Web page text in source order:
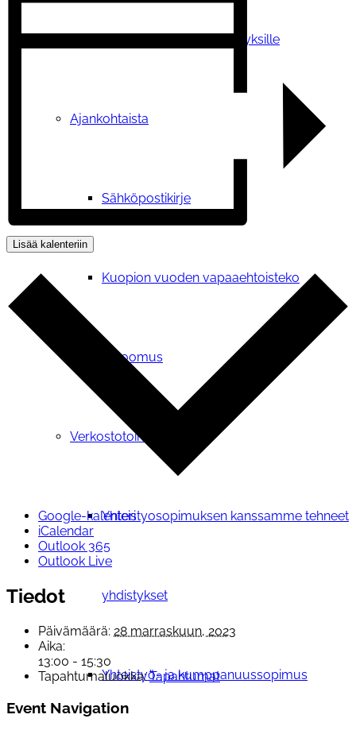
Tilauskoulutukset yhdistyksille
Ajankohtaista
Sähköpostikirje
Kuopion vuoden vapaaehtoisteko
Vetoomus
Verkostotoiminta
Yhteistyosopimuksen kanssamme tehneet
yhdistykset
Yhteistyö- ja kumppanuussopimus
Lisää kalenteriin
Google-kalenteri
iCalendar
Outlook 365
Outlook Live
Tiedot
Päivämäärä: 28 marraskuun, 2023
Aika:
13:00 - 15:30
Tapahtumaluokka: Tapahtumat
Event Navigation